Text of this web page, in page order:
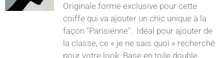
Originale forme exclusive pour cette
coiffe qui va ajouter un chic unique à la
façon "Parisienne". Idéal pour ajouter de
la classe, ce « je ne sais quoi » recherché
pour votre look. Base en toile double,